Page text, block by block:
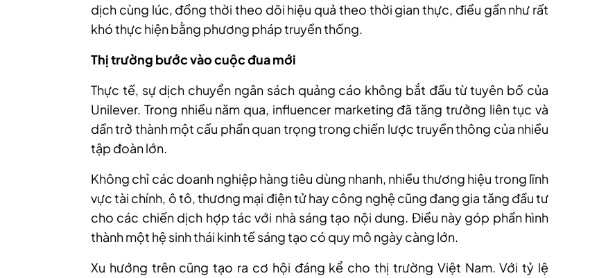
dịch cùng lúc, đồng thời theo dõi hiệu quả theo thời gian thực, điều gần như rất
khó thực hiện bằng phương pháp truyền thống.
Thị trường bước vào cuộc đua mới
Thực tế, sự dịch chuyển ngân sách quảng cáo không bắt đầu từ tuyên bố của
Unilever. Trong nhiều năm qua, influencer marketing đã tăng trưởng liên tục và
dần trở thành một cấu phần quan trọng trong chiến lược truyền thông của nhiều
tập đoàn lớn.
Không chỉ các doanh nghiệp hàng tiêu dùng nhanh, nhiều thương hiệu trong lĩnh
vực tài chính, ô tô, thương mại điện tử hay công nghệ cũng đang gia tăng đầu tư
cho các chiến dịch hợp tác với nhà sáng tạo nội dung. Điều này góp phần hình
thành một hệ sinh thái kinh tế sáng tạo có quy mô ngày càng lớn.
Xu hướng trên cũng tạo ra cơ hội đáng kể cho thị trường Việt Nam. Với tỷ lệ